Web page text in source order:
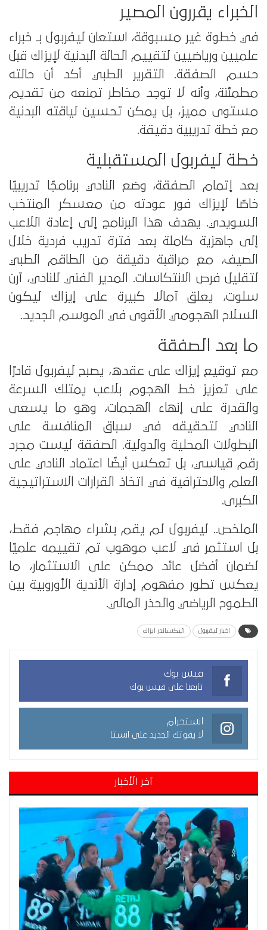
الخبراء يقررون المصير
في خطوة غير مسبوقة، استعان ليفربول بـ خبراء
علميين ورياضيين لتقييم الحالة البدنية لإيزاك قبل
حسم الصفقة. التقرير الطبي أكد أن حالته
مطمئنة، وأنه لا توجد مخاطر تمنعه من تقديم
مستوى مميز، بل يمكن تحسين لياقته البدنية
مع خطة تدريبية دقيقة.
خطة ليفربول المستقبلية
بعد إتمام الصفقة، وضع النادي برنامجًا تدريبيًا
خاصًا لإيزاك فور عودته من معسكر المنتخب
السويدي. يهدف هذا البرنامج إلى إعادة اللاعب
إلى جاهزية كاملة بعد فترة تدريب فردية خلال
الصيف، مع مراقبة دقيقة من الطاقم الطبي
لتقليل فرص الانتكاسات. المدير الفني للنادي، آرن
سلوت، يعلق آمالًا كبيرة على إيزاك ليكون
السلاح الهجومي الأقوى في الموسم الجديد.
ما بعد الصفقة
مع توقيع إيزاك على عقده، يصبح ليفربول قادرًا
على تعزيز خط الهجوم بلاعب يمتلك السرعة
والقدرة على إنهاء الهجمات، وهو ما يسعى
النادي لتحقيقه في سباق المنافسة على
البطولات المحلية والدولية. الصفقة ليست مجرد
رقم قياسي، بل تعكس أيضًا اعتماد النادي على
العلم والاحترافية في اتخاذ القرارات الاستراتيجية
الكبرى.
الملخص.. ليفربول لم يقم بشراء مهاجم فقط،
بل استثمر في لاعب موهوب تم تقييمه علميًا
لضمان أفضل عائد ممكن على الاستثمار، ما
يعكس تطور مفهوم إدارة الأندية الأوروبية بين
الطموح الرياضي والحذر المالي.
اخبار ليفربول اليكساندر ايزاك
فيس بوك
تابعنا على فيس بوك
انستجرام
لا يفوتك الجديد على انستا
آخر الأخبار